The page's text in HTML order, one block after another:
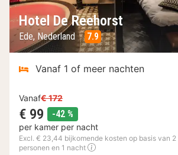
Hotel De Reehorst
Ede, Nederland 7.9
Vanaf 1 of meer nachten
Vanaf€ 172
€ 99 -42 %
per kamer per nacht
Excl. € 23,44 bijkomende kosten op basis van 2
personen en 1 nacht